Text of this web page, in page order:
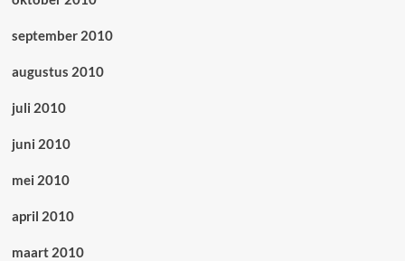
september 2010
augustus 2010
juli 2010
juni 2010
mei 2010
april 2010
maart 2010